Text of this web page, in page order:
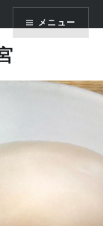
メニュー